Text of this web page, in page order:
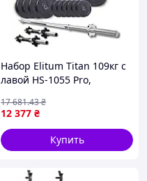
Набор Elitum Titan 109кг с
лавой HS-1055 Pro,
12 377 ₴
17 681.43₴
Купить